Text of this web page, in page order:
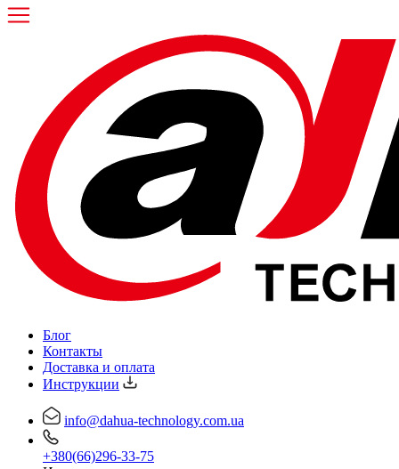
Блог
Контакты
Доставка и оплата
Инструкции
info@dahua-technology.com.ua
+380(66)296-33-75